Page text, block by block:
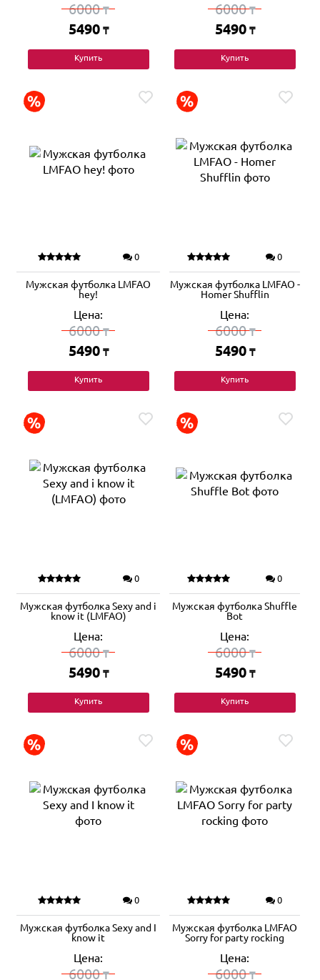
6000₸
5490 ₸
Купить
6000₸
5490 ₸
Купить
0
Мужская футболка LMFAO
hey!
Цена:
6000₸
5490 ₸
Купить
0
Мужская футболка LMFAO -
Homer Shufflin
Цена:
6000₸
5490 ₸
Купить
0
Мужская футболка Sexy and i
know it (LMFAO)
Цена:
6000₸
5490 ₸
Купить
0
Мужская футболка Shuffle
Bot
Цена:
6000₸
5490 ₸
Купить
0
Мужская футболка Sexy and I
know it
Цена:
6000₸
0
Мужская футболка LMFAO
Sorry for party rocking
Цена:
6000₸